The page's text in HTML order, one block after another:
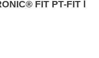
FIT PT-FIT l